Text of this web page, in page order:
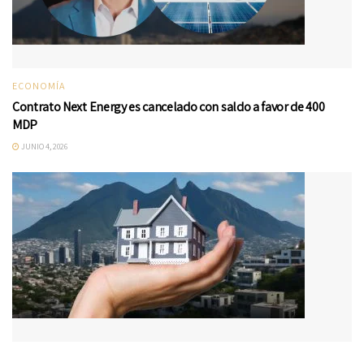
ECONOMÍA
Contrato Next Energy es cancelado con saldo a favor de 400
MDP
JUNIO 4, 2026